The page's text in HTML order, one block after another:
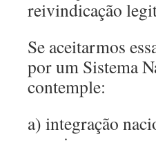
reivindicação
Se aceitarmos
por um Sistema
contemple:
a) integração